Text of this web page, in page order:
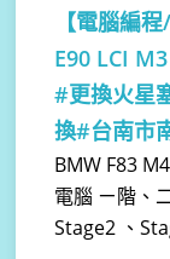
【電腦編程
E90 LCI
#更換火星
換#台南市
BMW F83
電腦 ㄧ階、
Stage2 、